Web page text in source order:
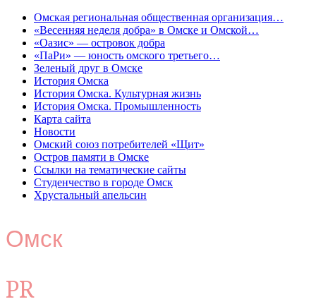
Омская региональная общественная организация…
«Весенняя неделя добра» в Омске и Омской…
«Оазис» — островок добра
«ПаРи» — юность омского третьего…
Зеленый друг в Омске
История Омска
История Омска. Культурная жизнь
История Омска. Промышленность
Карта сайта
Новости
Омский союз потребителей «Щит»
Остров памяти в Омске
Ссылки на тематические сайты
Студенчество в городе Омск
Хрустальный апельсин
Омск
PR